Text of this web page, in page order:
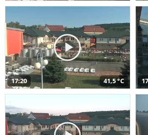
17:20 41,5 °C